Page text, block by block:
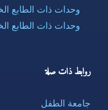
وحدات ذات الطابع
وحدات ذات الطابع
روابط ذات صلة
جامعة الطفل